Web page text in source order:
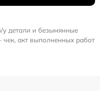
у детали и безымянные
акт выполненных работ